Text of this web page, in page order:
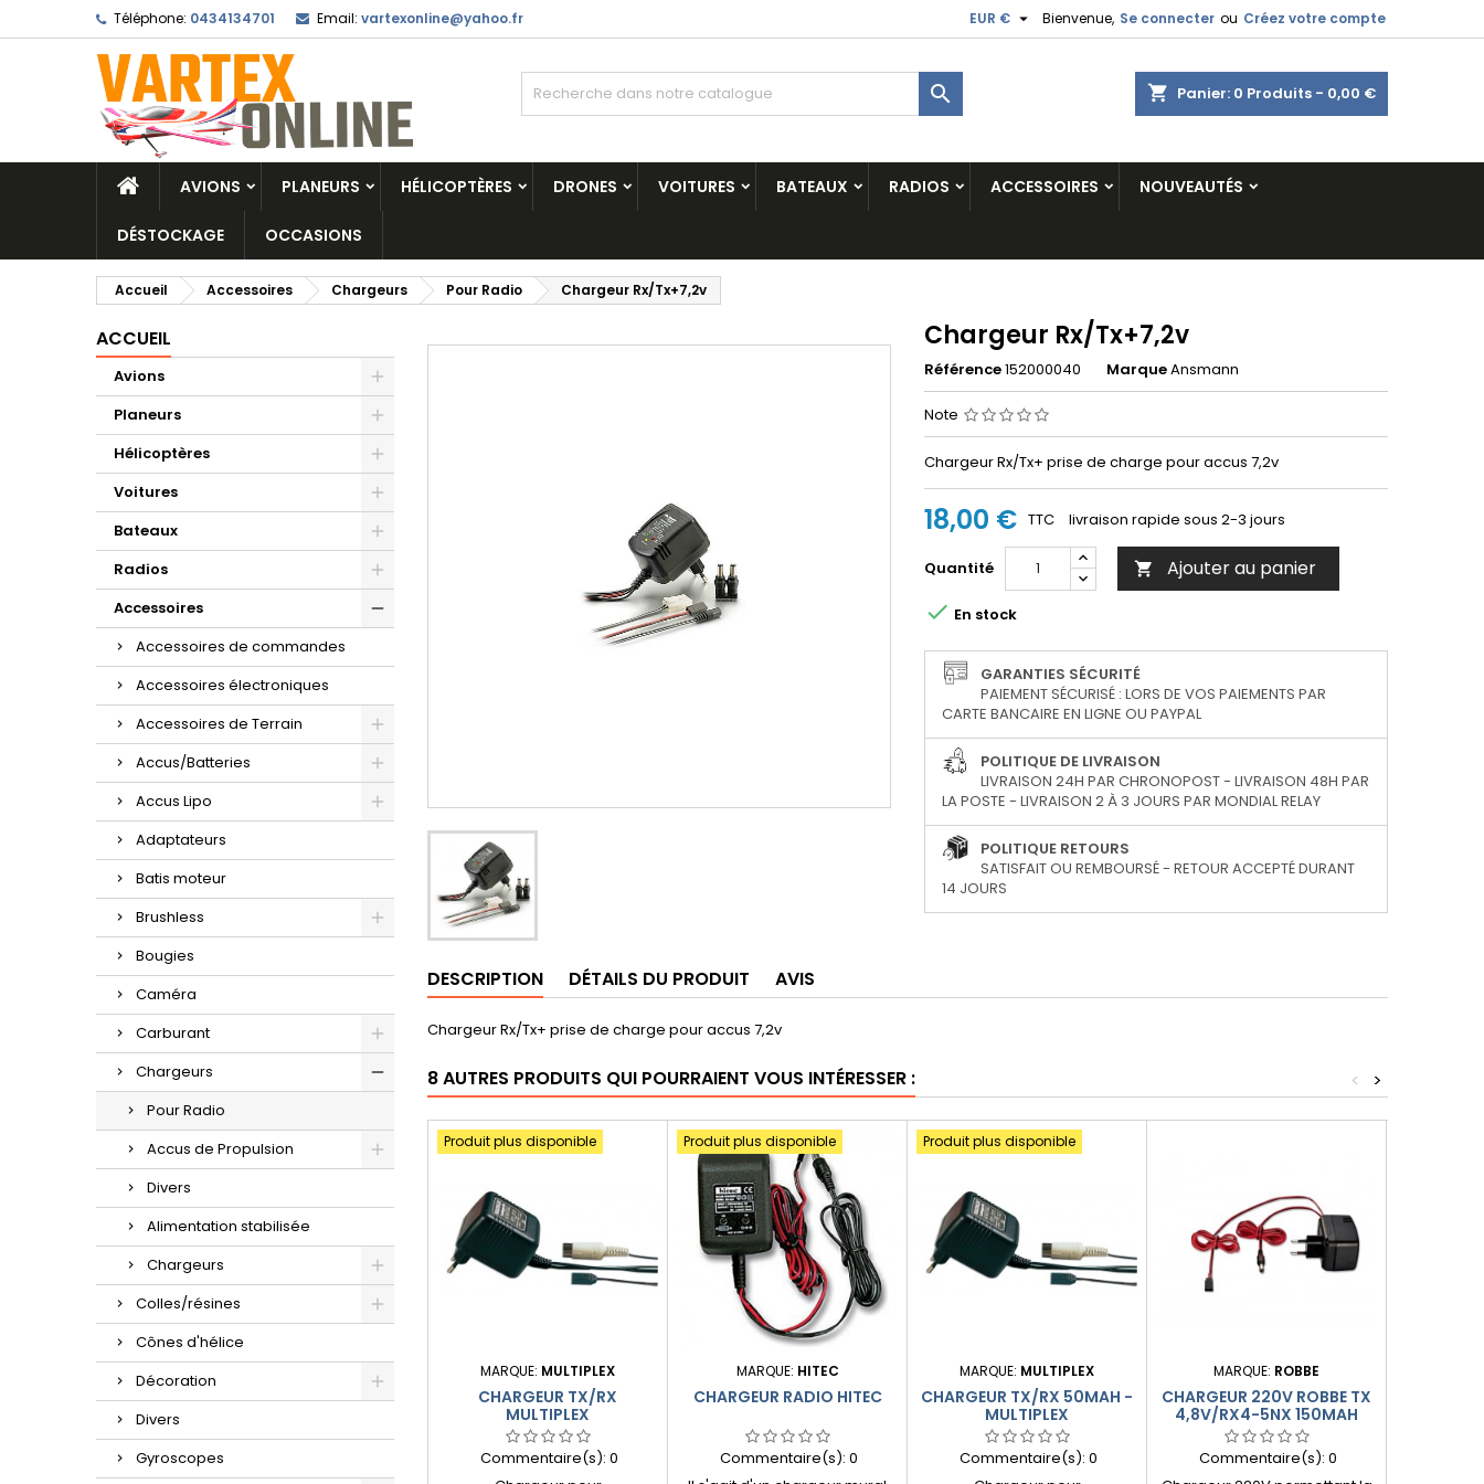
Téléphone: 0434134701 Email: vartexonline@yahoo.fr Bienvenue, Se connecter ou Créez votre compte
EUR € 
shopping_cart Panier: 0 Produits - 0,00 €

AVIONS PLANEURS HÉLICOPTÈRES DRONES VOITURES BATEAUX RADIOS ACCESSOIRES NOUVEAUTÉS
DÉSTOCKAGE OCCASIONS
Accueil Accessoires Chargeurs Pour Radio Chargeur Rx/Tx+7,2v
ACCUEIL
Avions
Planeurs
Hélicoptères
Voitures
Bateaux
Radios
Accessoires
Accessoires de commandes
Accessoires électroniques
Accessoires de Terrain
Accus/Batteries
Accus Lipo
Adaptateurs
Batis moteur
Brushless
Bougies
Caméra
Carburant
Chargeurs
Pour Radio
Accus de Propulsion
Divers
Alimentation stabilisée
Chargeurs
Colles/résines
Cônes d'hélice
Décoration
Divers
Gyroscopes
Chargeur Rx/Tx+7,2v
Référence152000040 MarqueAnsmann
Note
Chargeur Rx/Tx+ prise de charge pour accus 7,2v
18,00 € TTC livraison rapide sous 2-3 jours
Quantité  Ajouter au panier
 En stock
GARANTIES SÉCURITÉ
PAIEMENT SÉCURISÉ : LORS DE VOS PAIEMENTS PAR
CARTE BANCAIRE EN LIGNE OU PAYPAL
POLITIQUE DE LIVRAISON
LIVRAISON 24H PAR CHRONOPOST - LIVRAISON 48H PAR
LA POSTE - LIVRAISON 2 À 3 JOURS PAR MONDIAL RELAY
POLITIQUE RETOURS
SATISFAIT OU REMBOURSÉ - RETOUR ACCEPTÉ DURANT
14 JOURS
DESCRIPTION DÉTAILS DU PRODUIT AVIS
Chargeur Rx/Tx+ prise de charge pour accus 7,2v
8 AUTRES PRODUITS QUI POURRAIENT VOUS INTÉRESSER : >
<
Produit plus disponible
MARQUE: MULTIPLEX
CHARGEUR TX/RX
MULTIPLEX
Commentaire(s): 0
Produit plus disponible
MARQUE: HITEC
CHARGEUR RADIO HITEC
Commentaire(s): 0
Produit plus disponible
MARQUE: MULTIPLEX
CHARGEUR TX/RX 50MAH -
MULTIPLEX
Commentaire(s): 0
MARQUE: ROBBE
CHARGEUR 220V ROBBE TX
4,8V/RX4-5NX 150MAH
Commentaire(s): 0